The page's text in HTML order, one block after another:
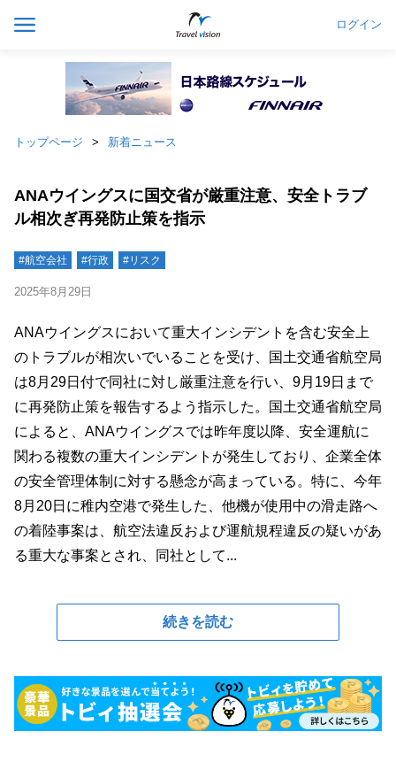
ログイン
トップページ 新着ニュース
ANAウイングスに国交省が厳重注意、安全トラブ
ル相次ぎ再発防止策を指示
#航空会社 #行政 #リスク
2025年8月29日
ANAウイングスにおいて重大インシデントを含む安全上
のトラブルが相次いでいることを受け、国土交通省航空局
は8月29日付で同社に対し厳重注意を行い、9月19日まで
に再発防止策を報告するよう指示した。国土交通省航空局
によると、ANAウイングスでは昨年度以降、安全運航に
関わる複数の重大インシデントが発生しており、企業全体
の安全管理体制に対する懸念が高まっている。特に、今年
8月20日に稚内空港で発生した、他機が使用中の滑走路へ
の着陸事案は、航空法違反および運航規程違反の疑いがあ
る重大な事案とされ、同社として...
続きを読む